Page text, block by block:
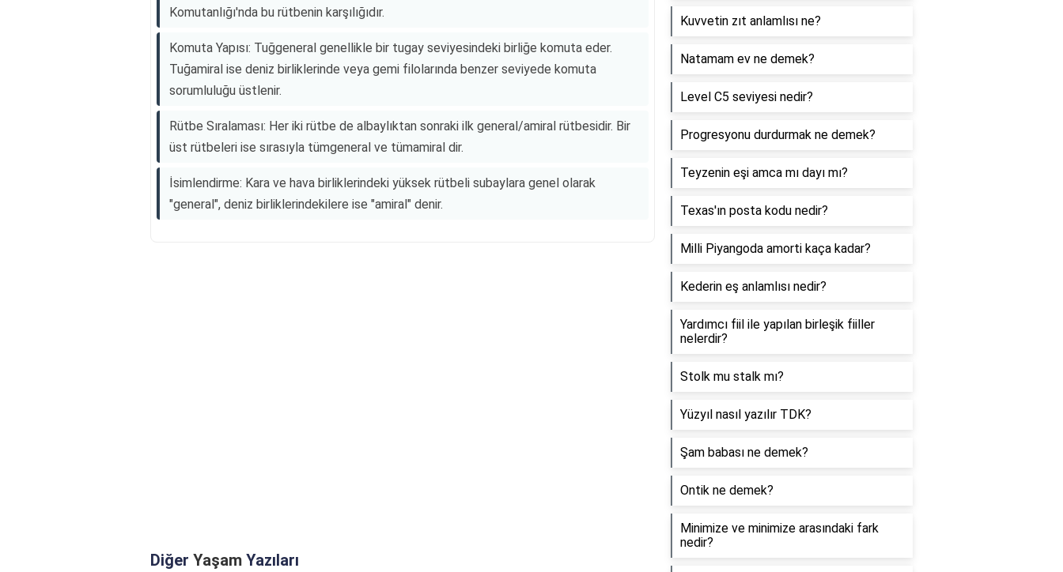
Komutanlığı'nda bu rütbenin karşılığıdır.
Komuta Yapısı: Tuğgeneral genellikle bir tugay seviyesindeki birliğe komuta eder.
Tuğamiral ise deniz birliklerinde veya gemi filolarında benzer seviyede komuta
sorumluluğu üstlenir.
Rütbe Sıralaması: Her iki rütbe de albaylıktan sonraki ilk general/amiral rütbesidir. Bir
üst rütbeleri ise sırasıyla tümgeneral ve tümamiral dir.
İsimlendirme: Kara ve hava birliklerindeki yüksek rütbeli subaylara genel olarak
"general", deniz birliklerindekilere ise "amiral" denir.
Diğer Yaşam Yazıları
Kuvvetin zıt anlamlısı ne?
Natamam ev ne demek?
Level C5 seviyesi nedir?
Progresyonu durdurmak ne demek?
Teyzenin eşi amca mı dayı mı?
Texas'ın posta kodu nedir?
Milli Piyangoda amorti kaça kadar?
Kederin eş anlamlısı nedir?
Yardımcı fiil ile yapılan birleşik fiiller
nelerdir?
Stolk mu stalk mı?
Yüzyıl nasıl yazılır TDK?
Şam babası ne demek?
Ontik ne demek?
Minimize ve minimize arasındaki fark
nedir?